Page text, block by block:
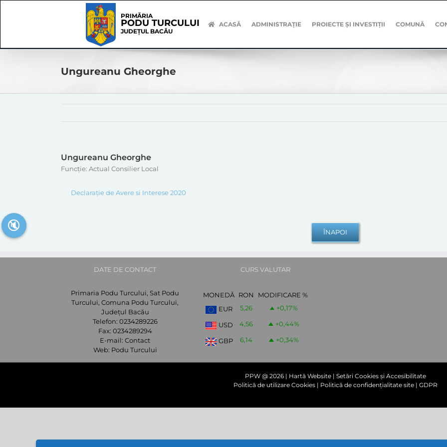
PRIMĂRIA
PODU TURCULUI
JUDEȚUL BACĂU
ACASĂ ADMINISTRAȚIE PROIECTE ȘI INVESTIȚII COMUNĂ
Ungureanu Gheorghe
Ungureanu Gheorghe
Funcție: Actual Consilier Local
Declarație de Avere si Interese 2020
DATE DE CONTACT
Primaria Podu Turcului, Sat Podu
Turcului, Comuna Podu Turcului,
Județul Bacău
Telefon: 0234289226
Fax: 0234289294
E-mail: Contact
Web: Podu Turcului
CURS VALUTAR
MONEDĂ RON
MODIFICARE %
EUR
5,26 +0,17%
USD 4,56 +0,44%
GBP 6,14 +0,34%
PPW @ 2026 | Hartă Website| Setări Cookies și Accesibilitate
Politică de utilizare Cookies| Politică de confidențialitate site| GDPR
🔇